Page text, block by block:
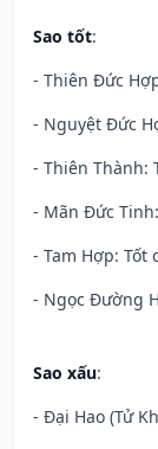
Sao tốt:
- Thiên Đức
- Nguyệt Đức
- Thiên Thành:
- Mãn Đức
- Tam Hợp: Tốt
- Ngọc Đường
Sao xấu:
- Đại Hao (Tử